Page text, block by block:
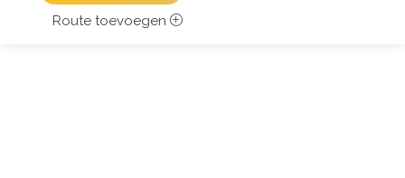
Route toevoegen